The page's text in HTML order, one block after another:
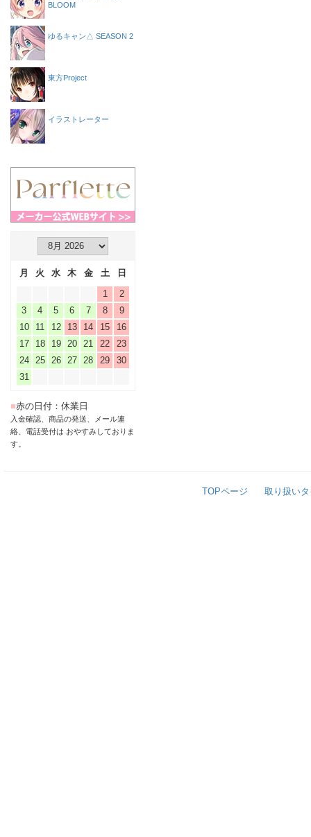
BLOOM
ゆるキャン△ SEASON 2
東方Project
イラストレーター
月 火 水 木 金 土
日
1
2
3
4 5 6 7 8
9
10
11 12 13 14 15
16
17
18 19 20 21 22
23
24
25 26 27 28 29
30
31
■赤の日付：休業日
入金確認、商品の発送、メール連
絡、電話受付は おやすみしておりま
す。
TOPページ 取り扱い